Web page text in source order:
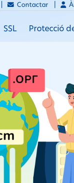
SSL Protecció
Contactar |